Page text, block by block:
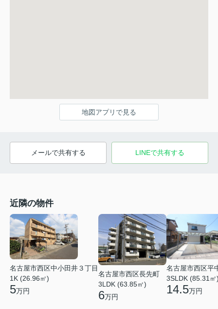
地図アプリで見る
メールで共有する LINEで共有する
近隣の物件
名古屋市西区中小田井３丁目
1K (26.96㎡)
5万円
名古屋市西区長先町
3LDK (63.85㎡)
6万円
名古屋市西区平
3SLDK (85.31㎡
14.5万円